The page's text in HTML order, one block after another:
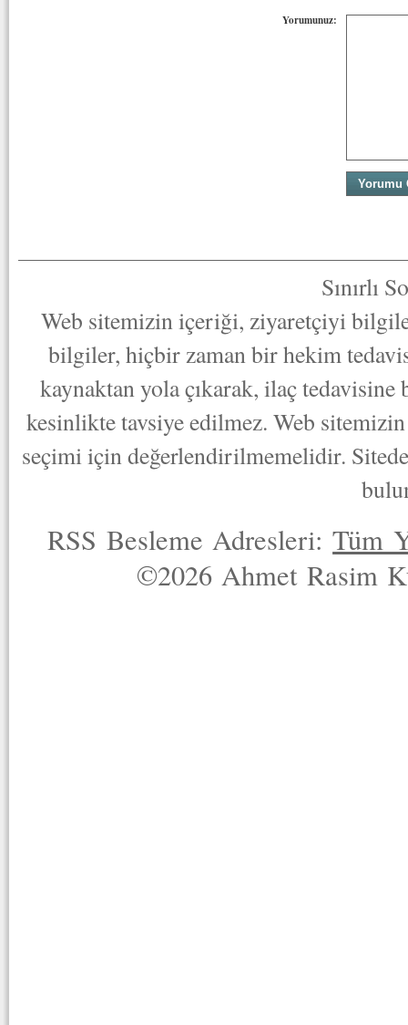
Yorumunuz:
Sınırlı
Web sitemizin içeriği, ziyaretçiyi
bilgiler, hiçbir zaman bir hekim
kaynaktan yola çıkarak, ilaç
kesinlikte tavsiye edilmez. Web
seçimi için değerlendirilmemelidir.
RSS Besleme Adresleri:Tüm
©2026 Ahmet Rasim